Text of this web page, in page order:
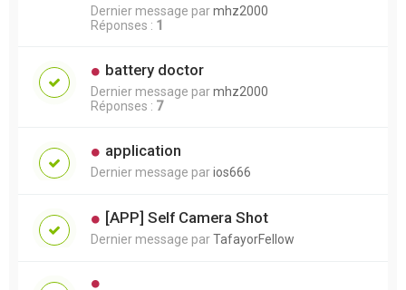
Dernier message parmhz2000
Réponses : 1
battery doctor
Dernier message parmhz2000
Réponses : 7
application
Dernier message parios666
[APP] Self Camera Shot
Dernier message parTafayorFellow